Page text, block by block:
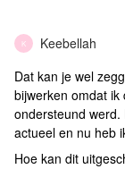
K Keebellah
Dat kan je wel
bijwerken omdat
ondersteund
actueel en nu heb
Hoe kan dit